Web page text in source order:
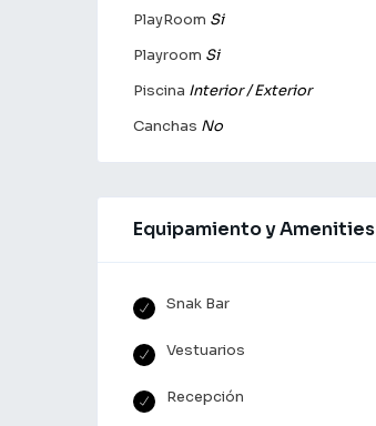
PlayRoom Si
Playroom Si
Piscina Interior / Exterior
Canchas No
Equipamiento y Amenities
Snak Bar
Vestuarios
Recepción